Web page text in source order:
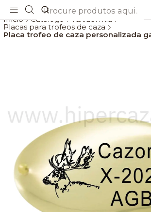
Início Catálogo
Placas para trofeos de caza
Placa trofeo de caza personalizada